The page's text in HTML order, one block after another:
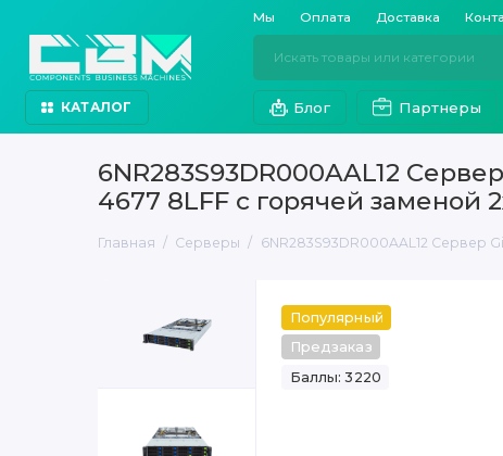
Мы Оплата Доставка
КАТАЛОГ Блог Партнеры
6NR283S93DR000AAL12
4677 8LFF с горячей заменой
Главная Серверы 6NR283S93DR000AAL12 Сервер
Популярный
Предзаказ
Баллы: 3220